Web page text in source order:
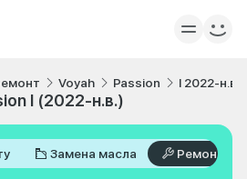
Voyah Passion I 2022-н.в.
I (2022-н.в.)
Замена масла Ремонт